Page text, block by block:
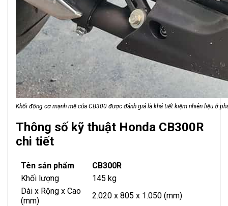
Khối động cơ mạnh mẽ của CB300 được đánh giá là khá tiết kiệm nhiên liệu ở
Thông số kỹ thuật Honda CB300R
chi tiết
Tên sản phẩm
CB300R
Khối lượng
145 kg
Dài x Rộng x Cao
(mm)
2.020 x 805 x 1.050 (mm)